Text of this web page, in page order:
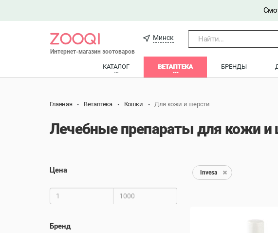
Интернет-магазин зоотоваров
Минск Найти...
КАТАЛОГ ВЕТАПТЕКА БРЕНДЫ
Главная Ветаптека Кошки Для кожи и шерсти
Лечебные препараты для кожи и
Цена
Бренд
Invesa